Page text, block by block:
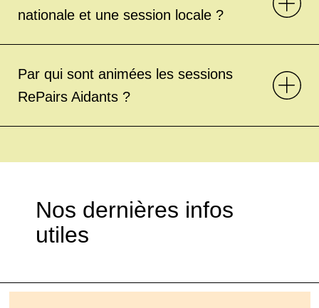
nationale et une session locale ?
Par qui sont animées les sessions
RePairs Aidants ?
Nos dernières infos
utiles